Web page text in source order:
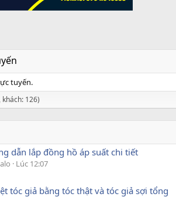
tuyến.
khách: 126)
dẫn lắp đồng hồ áp suất chi tiết
Lúc 12:07
tóc giả bằng tóc thật và tóc giả sợi tổng